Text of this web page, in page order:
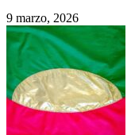
9 marzo, 2026